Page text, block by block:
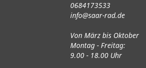
0684173533
info@saar-rad.de
Von März bis Oktober
Montag - Freitag:
9.00 - 18.00 Uhr